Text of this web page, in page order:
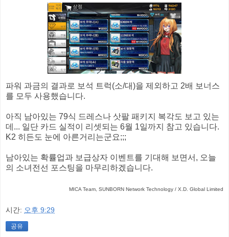
파워 과금의 결과로 보석 트럭(소/대)을 제외하고 2배 보너스
를 모두 사용했습니다.
아직 남아있는 79식 드레스나 삿팔 패키지 복각도 보고 있는
데... 일단 카드 실적이 리셋되는 6월 1일까지 참고 있습니다.
K2 히든도 눈에 아른거리는군요;;;
남아있는 확률업과 보급상자 이벤트를 기대해 보면서, 오늘
의 소녀전선 포스팅을 마무리하겠습니다.
MICA Team, SUNBORN Network Technology / X.D. Global Limited
시간: 오후 9:29
공유